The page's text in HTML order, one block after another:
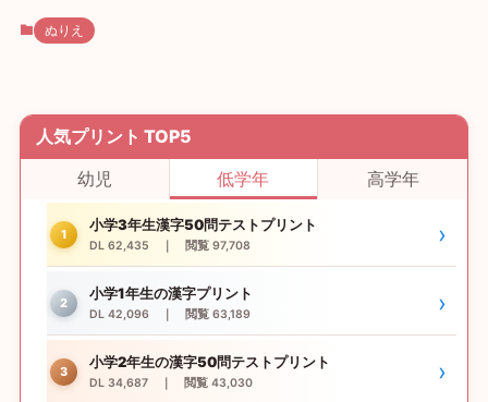
ぬりえ
人気プリント TOP5
幼児
低学年 高学年
1
小学3年生漢字50問テストプリント
DL 62,435 ｜ 閲覧 97,708 ›
2
小学1年生の漢字プリント
DL 42,096 ｜ 閲覧 63,189 ›
3
小学2年生の漢字50問テストプリント
DL 34,687 ｜ 閲覧 43,030 ›